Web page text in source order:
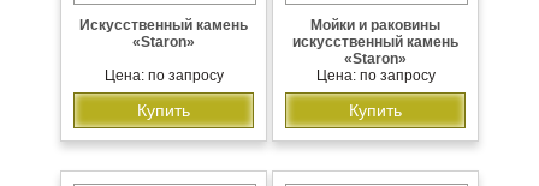
Искусственный камень
«Staron»
Цена: по запросу
Купить
Мойки и раковины
искусственный камень
«Staron»
Цена: по запросу
Купить